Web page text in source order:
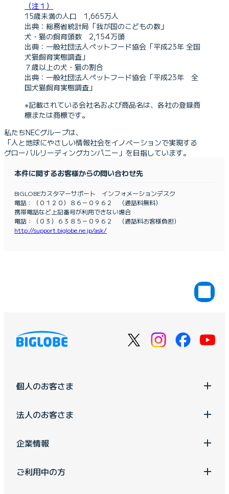
（注１）
15歳未満の人口 1,665万人
出典：総務省統計局「我が国のこどもの数」
犬・猫の飼育頭数 2,154万頭
出典：一般社団法人ペットフード協会「平成23年 全国
犬猫飼育実態調査」
７歳以上の犬・猫の割合
出典：一般社団法人ペットフード協会「平成23年 全
国犬猫飼育実態調査」
※記載されている会社名および商品名は、各社の登録商
標または商標です。
私たちNECグループは、
「人と地球にやさしい情報社会をイノベーションで実現する
グローバルリーディングカンパニー」を目指しています。
本件に関するお客様からの問い合わせ先
BIGLOBEカスタマーサポート インフォメーションデスク
電話：（０１２０）８６－０９６２ （通話料無料）
携帯電話など上記番号が利用できない場合
電話：（０３）６３８５－０９６２ （通話料お客様負担）
http://support.biglobe.ne.jp/ask/
個人のお客さま
法人のお客さま
企業情報
ご利用中の方